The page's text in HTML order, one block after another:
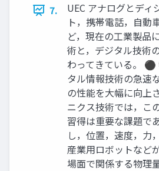
7.
UEC アナログとディ
ト，携帯電話，自動
ど，現在の工業製品
術と，デジタル技術
わってきている。
タル情報技術の急速
の性能を大幅に向上
ニクス技術では，こ
習得は重要な課題で
し，位置，速度，力
産業用ロボットなど
場面で関係する物理